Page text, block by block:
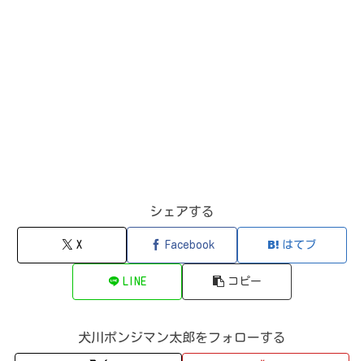
シェアする
X Facebook はてブ
LINE コピー
犬川ポンジマン太郎をフォローする